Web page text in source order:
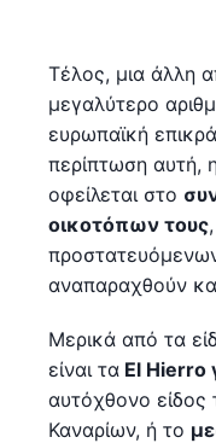
Τέλος, μια άλλη
μεγαλύτερο
ευρωπαϊκή
περίπτωση αυτή,
οφείλεται στο
οικοτόπων τους
αναπαραχθούν
Μερικά από τα
είναι τα El Hierro
αυτόχθονο είδος
Καναρίων, ή το